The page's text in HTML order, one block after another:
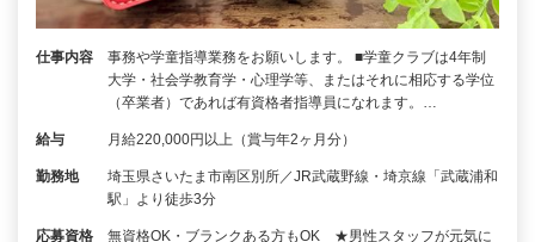
仕事内容
事務や学童指導業務をお願いします。 ■学童クラブは4年制
大学・社会学教育学・心理学等、またはそれに相応する学位
（卒業者）であれば有資格者指導員になれます。…
給与 月給220,000円以上（賞与年2ヶ月分）
勤務地
埼玉県さいたま市南区別所／JR武蔵野線・埼京線「武蔵浦和
駅」より徒歩3分
応募資格 無資格OK・ブランクある方もOK ★男性スタッフが元気に